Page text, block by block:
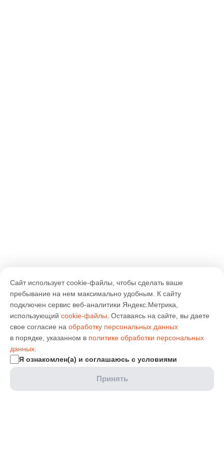
Сайт использует cookie-файлы, чтобы сделать ваше
пребывание на нем максимально удобным. К cайту
подключен сервис веб-аналитики Яндекс.Метрика,
использующий cookie-файлы . Оставаясь на сайте, вы даете
свое согласие на обработку персональных данных
в порядке, указанном в политике обработки персональных
данных
Я ознакомлен(а) и соглашаюсь с условиями
Принять